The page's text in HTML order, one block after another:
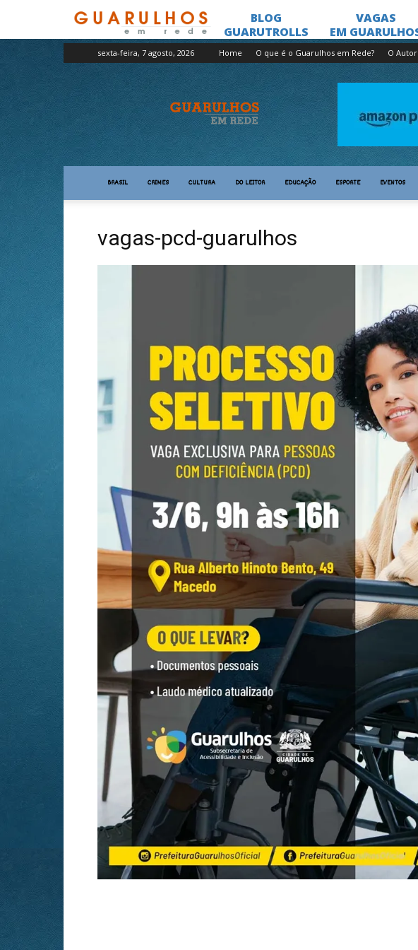
sexta-feira, 7 agosto, 2026 Home O que é o Guarulhos em Rede? O Autor
Guarulhos
em
Rede
BRASIL CRIMES CULTURA DO LEITOR EDUCAÇÃO ESPORTE EVENTOS
vagas-pcd-guarulhos